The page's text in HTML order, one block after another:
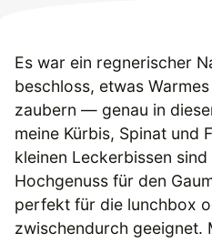
Es war ein regnerischer
beschloss, etwas
zaubern — genau in
meine Kürbis, Spinat und
kleinen Leckerbissen
Hochgenuss für den
perfekt für die lunchbox
zwischendurch geeignet.